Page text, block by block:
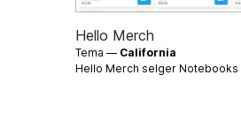
Hello Merch
Tema — California
Hello Merch selger Notebooks